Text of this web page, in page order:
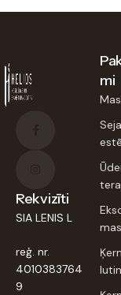
Rekvizīti
SIA LENIS L
reģ. nr.
4010383764
9
mi